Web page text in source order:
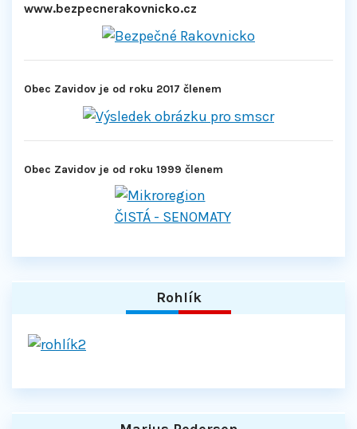
www.bezpecnerakovnicko.cz
Obec Zavidov je od roku 2017 členem
Obec Zavidov je od roku 1999 členem
Rohlík